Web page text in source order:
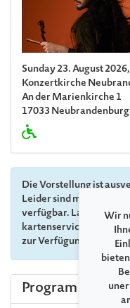
Sunday 23. August
Konzertkirche
An der Marienkirche 1
17033 Neubrandenburg
Die Vorstellung ist
Leider sind momentan
verfügbar. Lassen Sie
zur Verfügung stehen,
Program
Wir